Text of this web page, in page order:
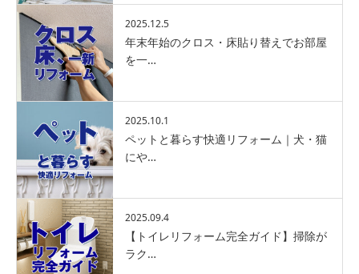
2025.12.5
年末年始のクロス・床貼り替えでお部屋
を一…
2025.10.1
ペットと暮らす快適リフォーム｜犬・猫
にや…
2025.09.4
【トイレリフォーム完全ガイド】掃除が
ラク…